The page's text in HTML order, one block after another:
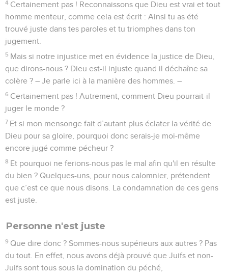
4 Certainement pas ! Reconnaissons que Dieu est vrai et tout
homme menteur, comme cela est écrit : Ainsi tu as été
trouvé juste dans tes paroles et tu triomphes dans ton
jugement.
5 Mais si notre injustice met en évidence la justice de Dieu,
que dirons-nous ? Dieu est-il injuste quand il déchaîne sa
colère ? – Je parle ici à la manière des hommes. –
6 Certainement pas ! Autrement, comment Dieu pourrait-il
juger le monde ?
7 Et si mon mensonge fait d’autant plus éclater la vérité de
Dieu pour sa gloire, pourquoi donc serais-je moi-même
encore jugé comme pécheur ?
8 Et pourquoi ne ferions-nous pas le mal afin qu'il en résulte
du bien ? Quelques-uns, pour nous calomnier, prétendent
que c’est ce que nous disons. La condamnation de ces gens
est juste.
Personne n'est juste
9 Que dire donc ? Sommes-nous supérieurs aux autres ? Pas
du tout. En effet, nous avons déjà prouvé que Juifs et non-
Juifs sont tous sous la domination du péché,